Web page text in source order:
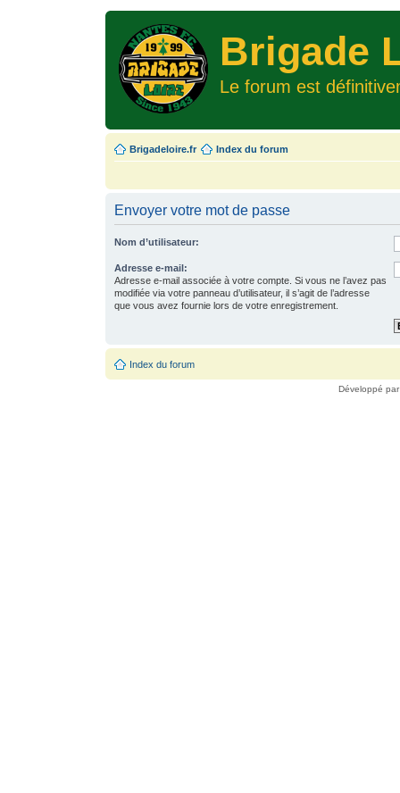
Brigade
Le forum est
Brigadeloire.fr Index du forum
Envoyer votre mot de passe
Nom d’utilisateur:
Adresse e-mail:
Adresse e-mail associée à votre compte. Si vous ne l’avez pas
modifiée via votre panneau d’utilisateur, il s’agit de l’adresse
que vous avez fournie lors de votre enregistrement.
Index du forum
Développé